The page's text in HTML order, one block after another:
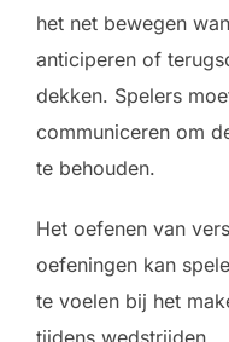
het net bewegen
anticiperen of
dekken. Spelers
communiceren om
te behouden.
Het oefenen van
oefeningen kan
te voelen bij het
tijdens wedstrijden.